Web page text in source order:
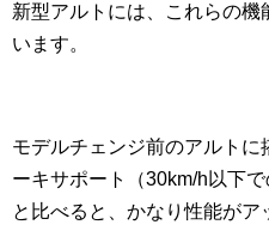
新型アルトには、これらの
います。
モデルチェンジ前のアルト
ーキサポート（30km/h以下
と比べると、かなり性能がア